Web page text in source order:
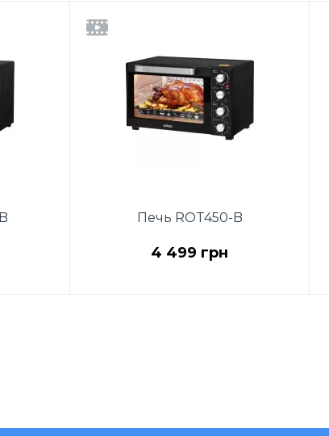
Печь ROT450-B
4 499 грн